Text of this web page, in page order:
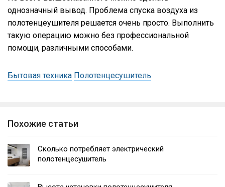
однозначный вывод. Проблема спуска воздуха из
полотенцеушителя решается очень просто. Выполнить
такую операцию можно без профессиональной
помощи, различными способами.
Бытовая техника Полотенцесушитель
Похожие статьи
Сколько потребляет электрический
полотенцесушитель